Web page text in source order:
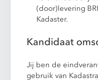
(door)levering
Kadaster.
Kandidaat
Jij ben de
gebruik van